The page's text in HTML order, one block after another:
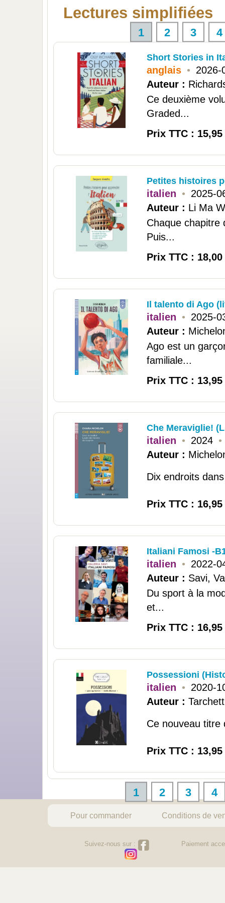
Lectures simplifiées
1 2 3 4
Short Stories in
anglais • 2026-
Auteur :
Ce deuxième
Graded...
Prix TTC : 15,95
Petites histoires
italien • 2025-
Auteur : Li Ma
Chaque chapitre
Puis...
Prix TTC : 18,00
Il talento di Ago
italien • 2025-
Auteur :
Ago est un
familiale...
Prix TTC : 13,95
Che Meraviglie!
italien • 2024 •
Auteur :
Dix endroits
Prix TTC : 16,95
Italiani Famosi -
italien • 2022-
Auteur : Savi,
Du sport à la
et...
Prix TTC : 16,95
Possessioni
italien • 2020-
Auteur :
Ce nouveau titre
Prix TTC : 13,95
1 2 3 4
Pour commander Conditions de
Suivez-nous sur : Paiement